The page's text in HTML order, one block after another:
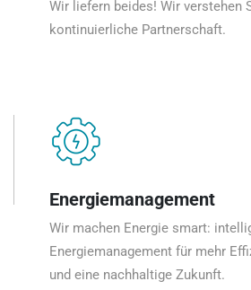
Wir liefern beides! Wir verstehen
kontinuierliche Partnerschaft.
Energiemanagement
Wir machen Energie smart:
Energiemanagement für mehr
und eine nachhaltige Zukunft.